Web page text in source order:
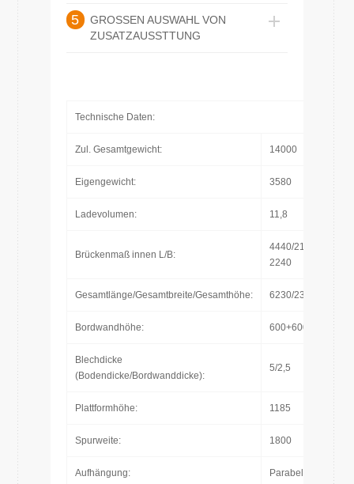
5
GROSSEN AUSWAHL VON
ZUSATZAUSSTTUNG
Technische Daten:
Zul. Gesamtgewicht: 14000
Eigengewicht: 3580
Ladevolumen: 11,8
Brückenmaß innen L/B:
4440/2190-
2240
Gesamtlänge/Gesamtbreite/Gesamthöhe: 6230/2390/2445
Bordwandhöhe: 600+600
Blechdicke
(Bodendicke/Bordwanddicke):
5/2,5
Plattformhöhe: 1185
Spurweite: 1800
Aufhängung: Parabelfederung